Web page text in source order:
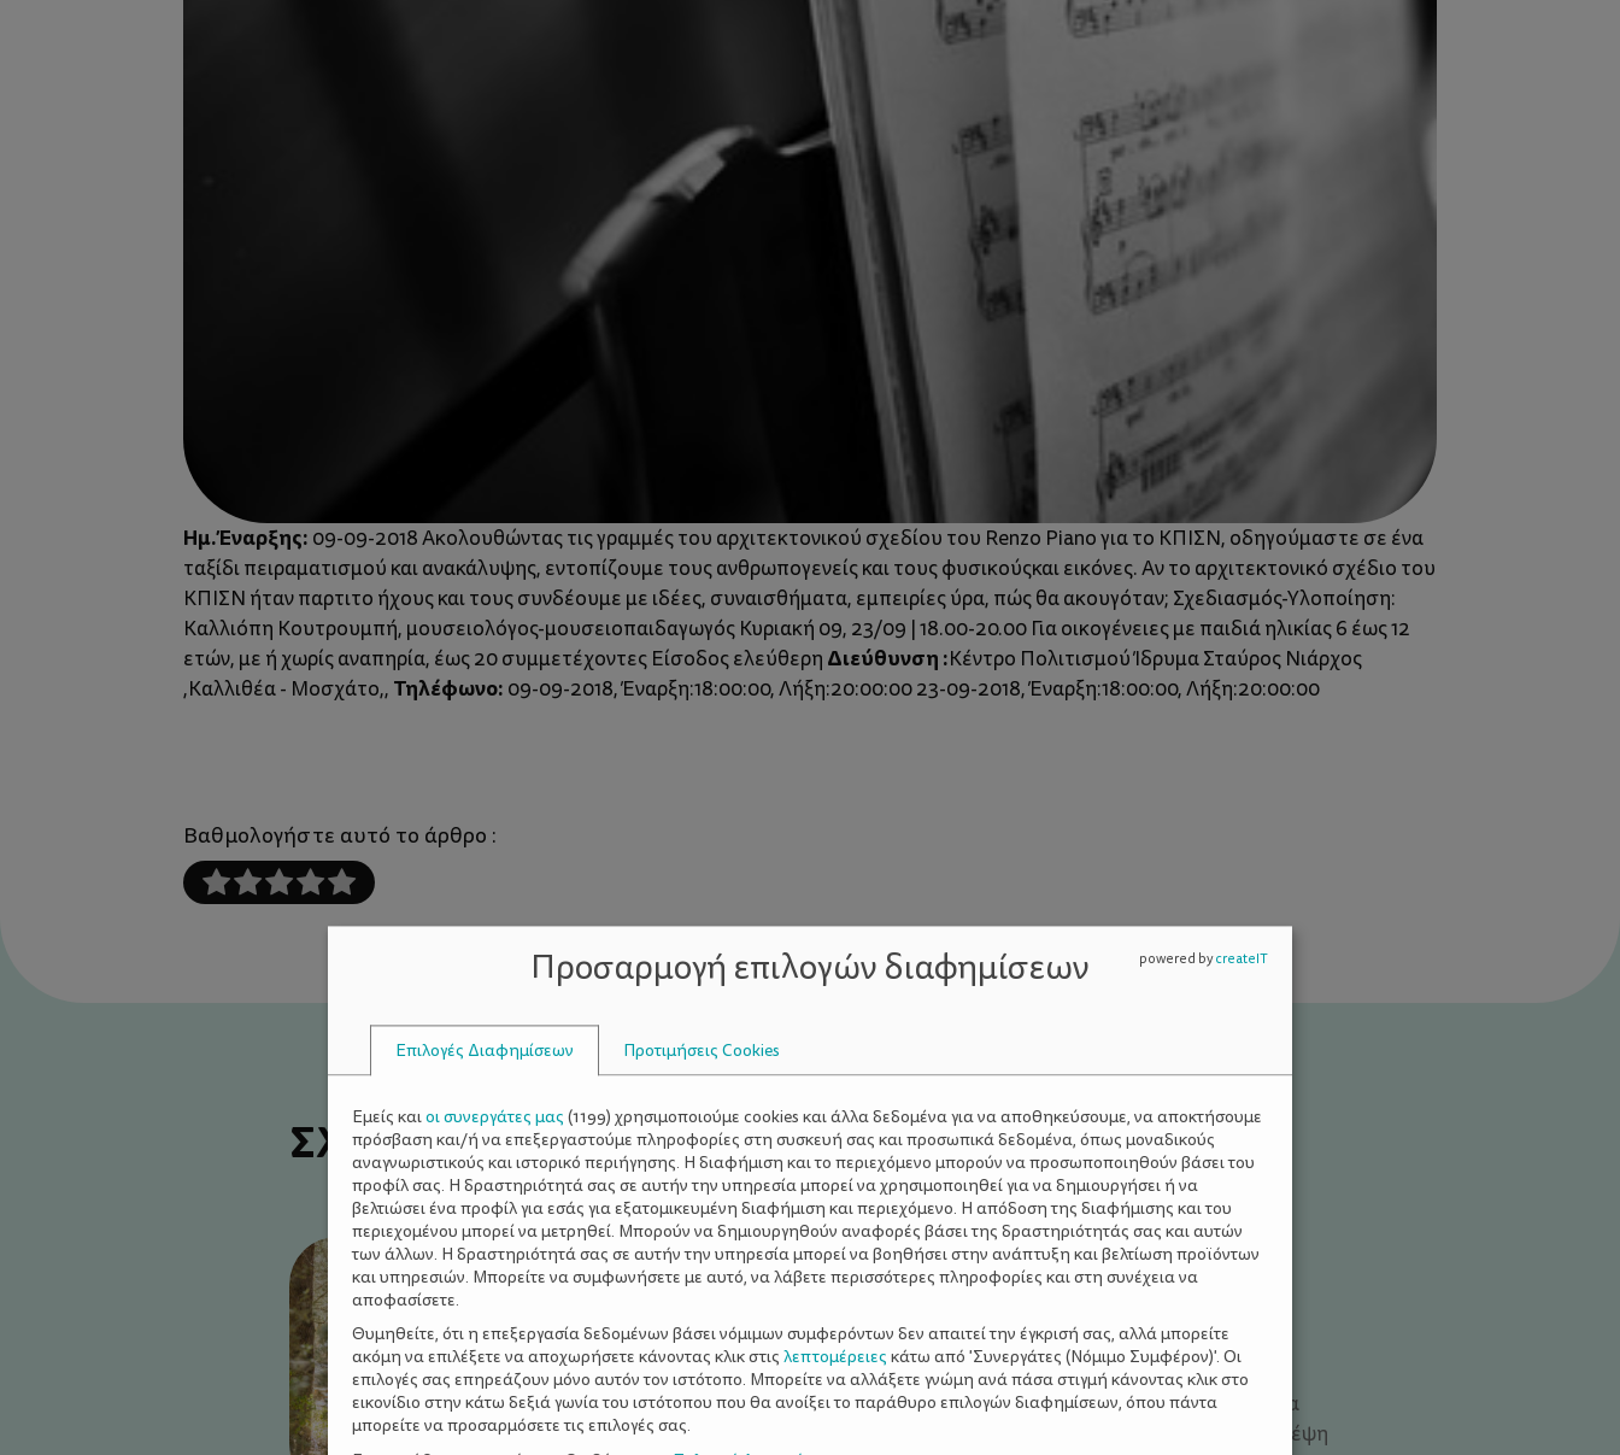
Βαθμολογήστε αυτό το άρθρο :
Ημ. Έναρξης: 09-09-2018 Ακολουθώντας τις γραμμές του αρχιτεκτονικού σχεδίου του Renzo Piano για το ΚΠΙΣΝ, οδηγούμαστε σε ένα
ταξίδι πειραματισμού και ανακάλυψης, εντοπίζουμε τους ανθρωπογενείς και τους φυσικούςκαι εικόνες. Αν το αρχιτεκτονικό σχέδιο του
ΚΠΙΣΝ ήταν παρτιτο ήχους και τους συνδέουμε με ιδέες, συναισθήματα, εμπειρίες ύρα, πώς θα ακουγόταν; Σχεδιασμός-Υλοποίηση:
Καλλιόπη Κουτρουμπή, μουσειολόγος-μουσειοπαιδαγωγός Κυριακή 09, 23/09 | 18.00-20.00 Για οικογένειες με παιδιά ηλικίας 6 έως 12
ετών, με ή χωρίς αναπηρία, έως 20 συμμετέχοντες Είσοδος ελεύθερη Διεύθυνση :Κέντρο Πολιτισμού Ίδρυμα Σταύρος Νιάρχος
,Καλλιθέα - Μοσχάτο,, Τηλέφωνο: 09-09-2018, Έναρξη:18:00:00, Λήξη:20:00:00 23-09-2018, Έναρξη:18:00:00, Λήξη:20:00:00
ΣΧΕΤΙΚΑ ΑΡΘΡΑ
3 ΙΔΑΝΙΚΕΣ ΠΕΖΟΠΟΡΙΕΣ ΓΙΑ ΠΑΙΔΙΑ
ΣΤΗΝ ΑΤΤΙΚΗ
Πόσες φορές έχεις σκεφτεί να βγεις με τα παιδιά για
μια βόλτα στο βουνό αλλά σε έχει σταματήσει η σκέψη
Προσαρμογή επιλογών διαφημίσεων
Επιλογές Διαφημίσεων Προτιμήσεις Cookies
Εμείς καιοι συνεργάτες μας (1199) χρησιμοποιούμε cookies και άλλα δεδομένα για να αποθηκεύσουμε, να αποκτήσουμε
πρόσβαση και/ή να επεξεργαστούμε πληροφορίες στη συσκευή σας και προσωπικά δεδομένα, όπως μοναδικούς
αναγνωριστικούς και ιστορικό περιήγησης. Η διαφήμιση και το περιεχόμενο μπορούν να προσωποποιηθούν βάσει του
προφίλ σας. Η δραστηριότητά σας σε αυτήν την υπηρεσία μπορεί να χρησιμοποιηθεί για να δημιουργήσει ή να
βελτιώσει ένα προφίλ για εσάς για εξατομικευμένη διαφήμιση και περιεχόμενο. Η απόδοση της διαφήμισης και του
περιεχομένου μπορεί να μετρηθεί. Μπορούν να δημιουργηθούν αναφορές βάσει της δραστηριότητάς σας και αυτών
των άλλων. Η δραστηριότητά σας σε αυτήν την υπηρεσία μπορεί να βοηθήσει στην ανάπτυξη και βελτίωση προϊόντων
και υπηρεσιών. Μπορείτε να συμφωνήσετε με αυτό, να λάβετε περισσότερες πληροφορίες και στη συνέχεια να
αποφασίσετε.
Θυμηθείτε, ότι η επεξεργασία δεδομένων βάσει νόμιμων συμφερόντων δεν απαιτεί την έγκρισή σας, αλλά μπορείτε
ακόμη να επιλέξετε να αποχωρήσετε κάνοντας κλικ στις λεπτομέρειες κάτω από 'Συνεργάτες (Νόμιμο Συμφέρον)'. Οι
επιλογές σας επηρεάζουν μόνο αυτόν τον ιστότοπο. Μπορείτε να αλλάξετε γνώμη ανά πάσα στιγμή κάνοντας κλικ στο
εικονίδιο στην κάτω δεξιά γωνία του ιστότοπου που θα ανοίξει το παράθυρο επιλογών διαφημίσεων, όπου πάντα
μπορείτε να προσαρμόσετε τις επιλογές σας.
powered bycreateIT